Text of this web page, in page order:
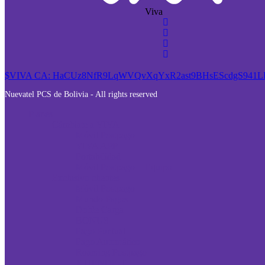
Viva
$VIVA CA:
Nuevatel PCS de Bolivia - All rights reserved